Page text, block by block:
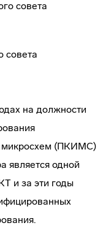
совета
на должности
микросхем (ПКИМС)
является одной
и за эти годы